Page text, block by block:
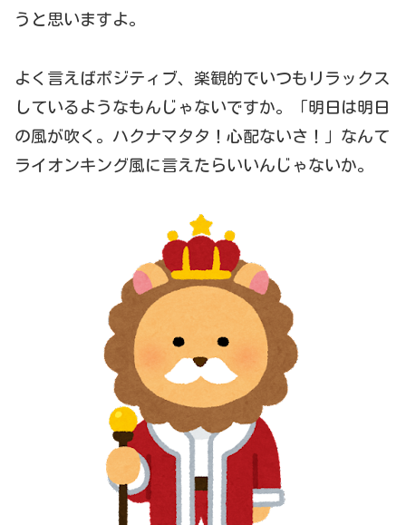
うと思いますよ。
よく言えばポジティブ、楽観的でいつもリラックス
しているようなもんじゃないですか。「明日は明日
の風が吹く。ハクナマタタ！心配ないさ！」なんて
ライオンキング風に言えたらいいんじゃないか。